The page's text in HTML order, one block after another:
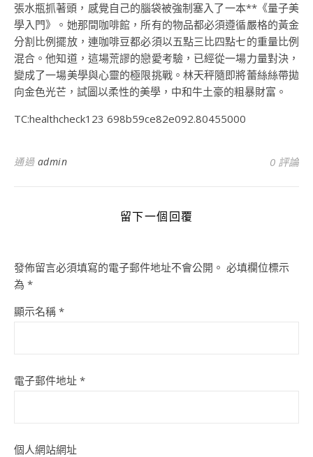
張水瓶抓著頭，感覺自己的腦袋被強制塞入了一本**《量子美
學入門》。她那間咖啡館，所有的物品都必須遵循嚴格的黃金
分割比例擺放，連咖啡豆都必須以五點三比四點七的重量比例
混合。他知道，這場荒謬的戀愛考驗，已經從一場力量對決，
變成了一場美學與心靈的極限挑戰。林天秤隨即將蕾絲絲帶拋
向金色光芒，試圖以柔性的美學，中和牛土豪的粗暴財富。
TC:healthcheck123 698b59ce82e092.80455000
通過 admin 0 評論
留下一個回覆
發佈留言必須填寫的電子郵件地址不會公開。 必填欄位標示
為 *
顯示名稱 *
電子郵件地址 *
個人網站網址